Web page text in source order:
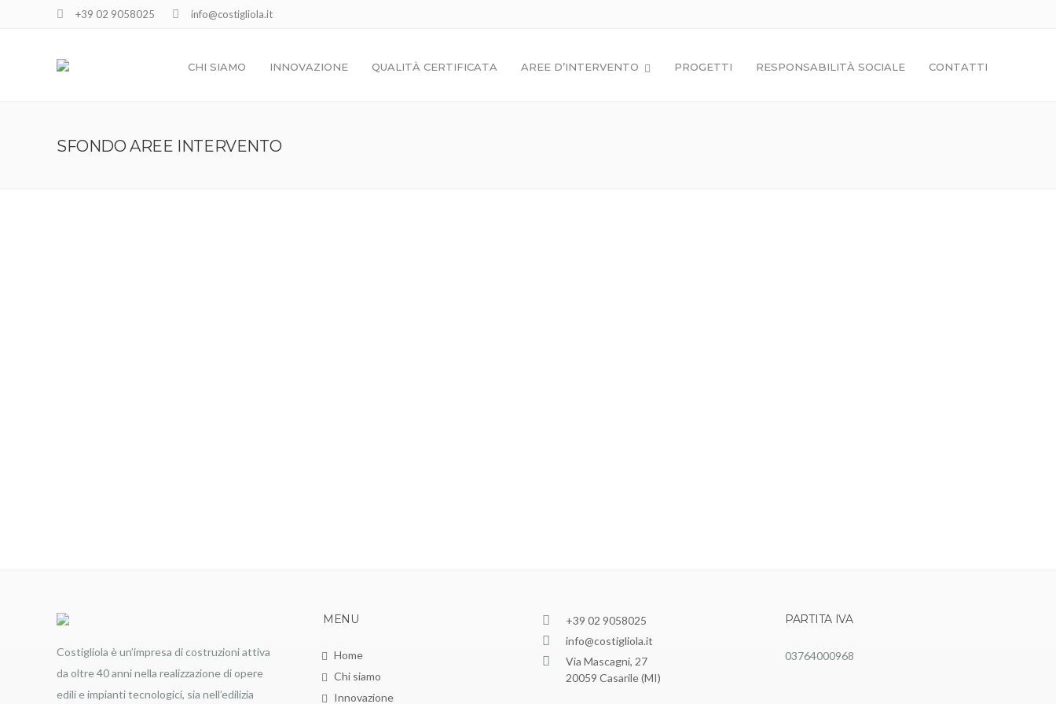
info@costigliola.it
+39 02 9058025
CHI SIAMO INNOVAZIONE QUALITÀ CERTIFICATA AREE D’INTERVENTO PROGETTI RESPONSABILITÀ SOCIALE CONTATTI
SFONDO AREE INTERVENTO
Costigliola è un’impresa di costruzioni attiva
da oltre 40 anni nella realizzazione di opere
edili e impianti tecnologici, sia nell’edilizia
MENU
Home
Chi siamo
Innovazione
+39 02 9058025
info@costigliola.it
Via Mascagni, 27
20059 Casarile (MI)
PARTITA IVA
03764000968